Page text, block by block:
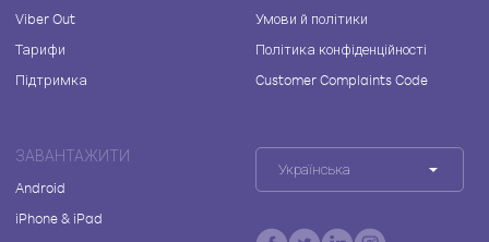
Viber Out
Тарифи
Підтримка
Умови й політики
Політика конфіденційності
Customer Complaints Code
ЗАВАНТАЖИТИ
Android
iPhone & iPad
Українська